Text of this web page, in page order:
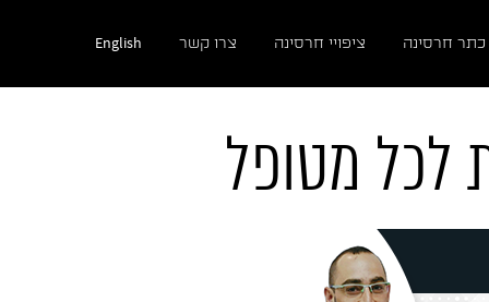
כתר חרסינה ציפויי חרסינה צרו קשר English
לכל מטופל